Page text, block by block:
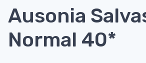
Ausonia
Normal 40*